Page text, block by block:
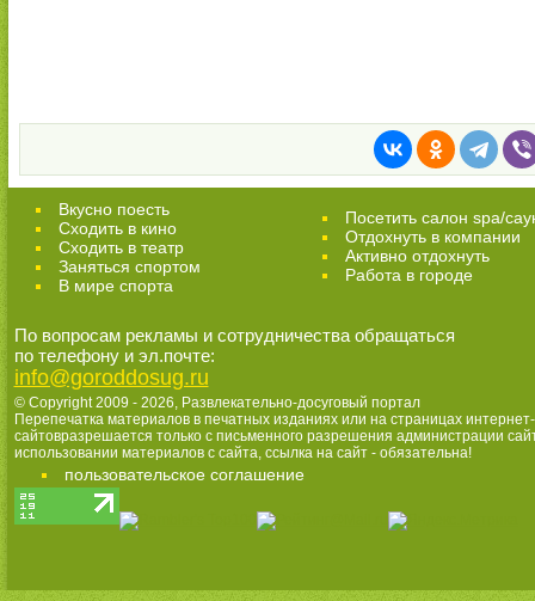
Вкусно поесть
Сходить в кино
Cходить в театр
Заняться спортом
В мире спорта
Посетить салон spa/
Отдохнуть в компании
Активно отдохнуть
Работа в городе
По вопросам рекламы и сотрудничества обращаться
по телефону и эл.почте:
info@goroddosug.ru
© Copyright 2009 - 2026, Развлекательно-досуговый портал
Перепечатка материалов в печатных изданиях или на страницах интернет-
сайтовразрешается только с письменного разрешения администрации
использовании материалов с сайта, ссылка на сайт - обязательна!
пользовательское соглашение